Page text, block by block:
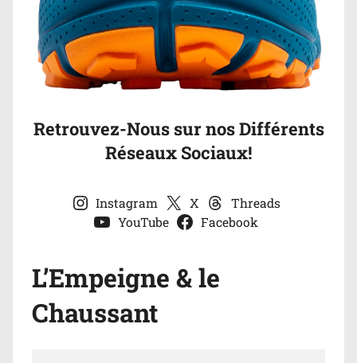
Retrouvez-Nous sur nos Différents
Réseaux Sociaux!
Instagram X
Threads
YouTube
Facebook
L’Empeigne & le
Chaussant